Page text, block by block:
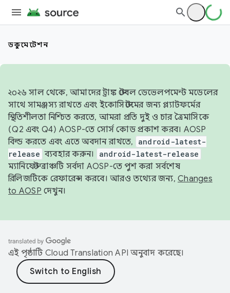
ডকুমেন্টেশন
২০২৬ সাল থেকে, আমাদের ট্রাঙ্ক স্টেবল ডেভেলপমেন্ট মডেলের
সাথে সামঞ্জস্য রাখতে এবং ইকোসিস্টেমের জন্য প্ল্যাটফর্মের
স্থিতিশীলতা নিশ্চিত করতে, আমরা প্রতি দুই ও চার ত্রৈমাসিকে
(Q2 এবং Q4) AOSP-তে সোর্স কোড প্রকাশ করব। AOSP
বিল্ড করতে এবং এতে অবদান রাখতে,
android-latest-
release ব্যবহার করুন। android-latest-release
ম্যানিফেস্ট ব্রাঞ্চটি সর্বদা AOSP-তে পুশ করা সর্বশেষ
রিলিজটিকে রেফারেন্স করবে। আরও তথ্যের জন্য, Changes
to AOSP দেখুন।
এই পৃষ্ঠাটি Cloud Translation API অনুবাদ করেছে।